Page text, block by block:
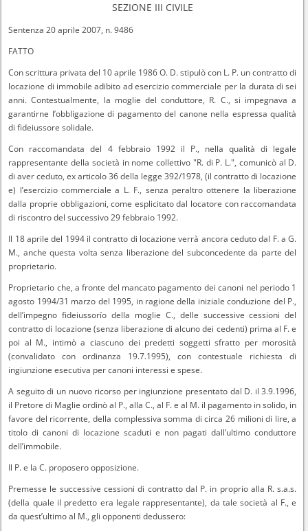
SEZIONE III CIVILE
Sentenza 20 aprile 2007, n. 9486
FATTO
Con scrittura privata del 10 aprile 1986 O. D. stipulò con L. P. un contratto di
locazione di immobile adibito ad esercizio commerciale per la durata di sei
anni. Contestualmente, la moglie del conduttore, R. C., si impegnava a
garantirne l’obbligazione di pagamento del canone nella espressa qualità
di fideiussore solidale.
Con raccomandata del 4 febbraio 1992 il P., nella qualità di legale
rappresentante della società in nome collettivo "R. di P. L.", comunicò al D.
di aver ceduto, ex articolo 36 della legge 392/1978, (il contratto di locazione
e) l’esercizio commerciale a L. F., senza peraltro ottenere la liberazione
dalla proprie obbligazioni, come esplicitato dal locatore con raccomandata
di riscontro del successivo 29 febbraio 1992.
Il 18 aprile del 1994 il contratto di locazione verrà ancora ceduto dal F. a G.
M., anche questa volta senza liberazione del subconcedente da parte del
proprietario.
Proprietario che, a fronte del mancato pagamento dei canoni nel periodo 1
agosto 1994/31 marzo del 1995, in ragione della iniziale conduzione del P.,
dell’impegno fideiussorío della moglie C., delle successive cessioni del
contratto di locazione (senza liberazione di alcuno dei cedenti) prima al F. e
poi al M., intimò a ciascuno dei predetti soggetti sfratto per morosità
(convalidato con ordinanza 19.7.1995), con contestuale richiesta di
ingiunzione esecutiva per canoni interessi e spese.
A seguito di un nuovo ricorso per ingiunzione presentato dal D. il 3.9.1996,
il Pretore di Maglie ordinò al P., alla C., al F. e al M. il pagamento in solido, in
favore del ricorrente, della complessiva somma di circa 26 milioni di lire, a
titolo di canoni di locazione scaduti e non pagati dall’ultimo conduttore
dell’immobile.
Il P. e la C. proposero opposizione.
Premesse le successive cessioni di contratto dal P. in proprio alla R. s.a.s.
(della quale il predetto era legale rappresentante), da tale società al F., e
da quest’ultimo al M., gli opponenti dedussero: